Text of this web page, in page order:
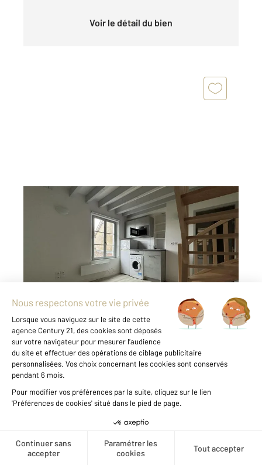
Créer une alerte
Voir le détail du bien
CHARTRES 28
19,89 m
, 2 pièces
Appartement T2 à louer
500 €
par mois charges comprises
CHARTRES - CATHEDRALE À louer : Superbe
duplex entièrement rénové à Chartres, idéal
pour une personne seule ou un jeune couple.
Situé au 2ème étage, cet appartement
lumineux offre un cadre de vie agréable avec
une cuisine équipée et aménagée, ainsi qu ...